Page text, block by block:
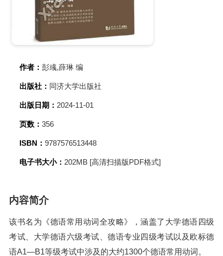
作者： 彭彧,薛琳 编
出版社： 同济大学出版社
出版日期： 2024-11-01
页数： 356
ISBN： 9787576513448
电子书大小： 202MB [高清扫描版PDF格式]
内容简介
该书名为《德语常用动词全攻略》，涵盖了大学德语四级
考试、大学德语六级考试、德语专业四级考试以及欧标德
语A1—B1等级考试中涉及的大约1300个德语常用动词。